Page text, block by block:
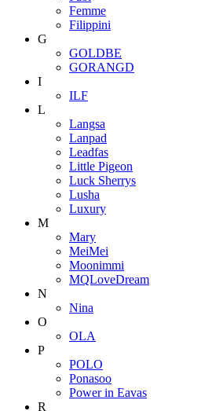
Femme
Filippini
G
GOLDBE
GORANGD
I
ILF
L
Langsa
Lanpad
Leadfas
Little Pigeon
Luck Sherrys
Lusha
Luxury
M
Mary
MeiMei
Moonimmi
MQLoveDream
N
Nina
O
OLA
P
POLO
Ponasoo
Power in Eavas
R